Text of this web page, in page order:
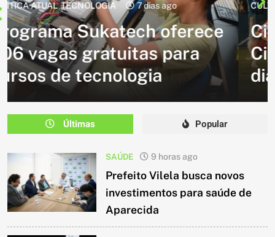
CULTURA GOIÁS 1 semana ago
Cidade de Goiás recebe
Circuito das Cavalhadas nos
dias 14 e 15 de agosto
Últimas Popular
SAÚDE 9 horas ago
Prefeito Vilela busca novos
investimentos para saúde de
Aparecida